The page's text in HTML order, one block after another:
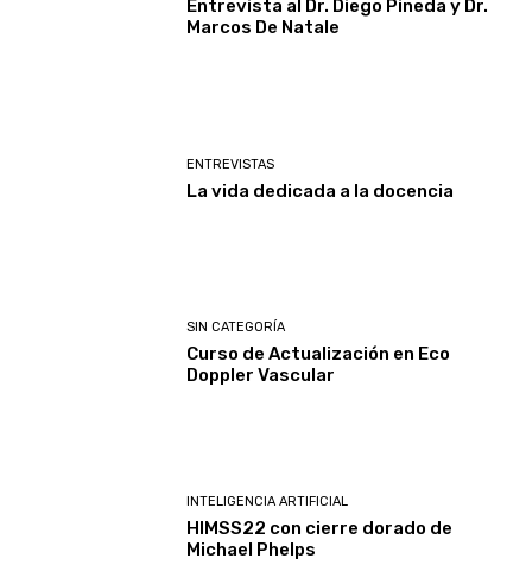
Entrevista al Dr. Diego Pineda y Dr.
Marcos De Natale
ENTREVISTAS
La vida dedicada a la docencia
SIN CATEGORÍA
Curso de Actualización en Eco
Doppler Vascular
INTELIGENCIA ARTIFICIAL
HIMSS22 con cierre dorado de
Michael Phelps